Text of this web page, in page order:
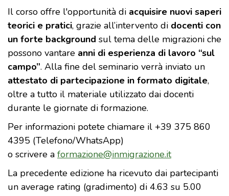
Il corso offre l'opportunità di acquisire nuovi saperi
teorici e pratici, grazie all’intervento di docenti con
un forte background sul tema delle migrazioni che
possono vantare anni di esperienza di lavoro “sul
campo”. Alla fine del seminario verrà inviato un
attestato di partecipazione in formato digitale,
oltre a tutto il materiale utilizzato dai docenti
durante le giornate di formazione.
Per informazioni potete chiamare il +39 375 860
4395 (Telefono/WhatsApp)
o scrivere a formazione@inmigrazione.it
La precedente edizione ha ricevuto dai partecipanti
un average rating (gradimento) di 4.63 su 5.00